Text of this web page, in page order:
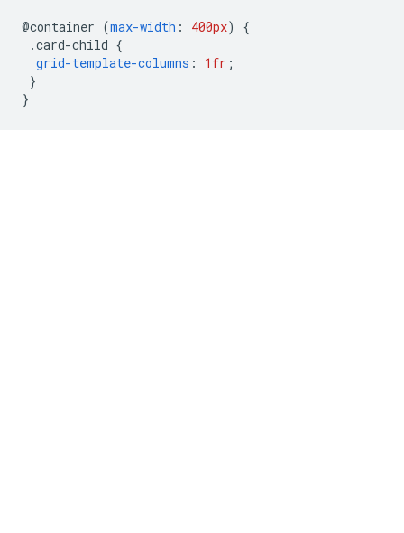
@container (max-width : 400px)
{
.card-child {
grid-template-columns : 1fr ;
}
}